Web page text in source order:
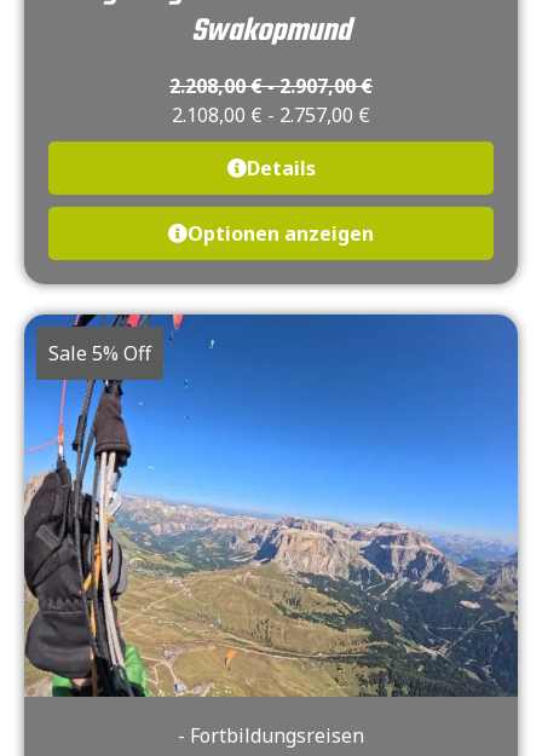
Swakopmund
2.208,00€-2.907,00€
2.108,00 € - 2.757,00 €
Details
Optionen anzeigen
Sale 5% Off
- Fortbildungsreisen